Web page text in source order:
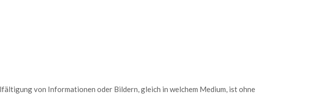
von Informationen oder Bildern, gleich in welchem Medium, ist ohne